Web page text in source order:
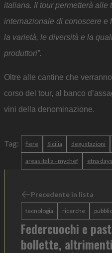
italiana. Il tour permetterà
internazionale di conoscere e
la varietà, le diversità e la
produttori”.
Oltre alle cantine che
corso del tour, al banco
vini della denominazione.
Tag: fiere Sicilia degustazioni
areas italia - mychef etna
Precedente in lista
tecnologia ricerche
Federcuochi e
bollette,